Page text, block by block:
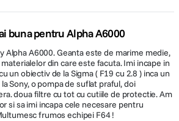
buna pentru Alpha A6000
Alpha A6000. Geanta este de marime medie,
din care este facuta. Imi incape in
un obiectiv de la Sigma ( F19 cu 2.8 ) inca un
Sony, o pompa de suflat praful, doi
doua filtre cu tot cu cutiile de protectie. Am
si sa imi incapa cele necesare pentru
frumos echipei F64 !